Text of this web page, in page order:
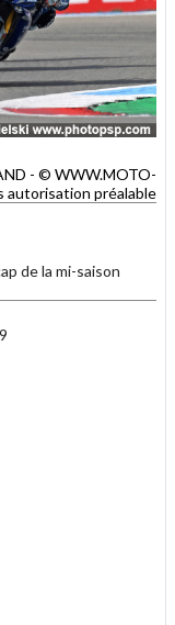
- © WWW.MOTO-
autorisation préalable
de la mi-saison